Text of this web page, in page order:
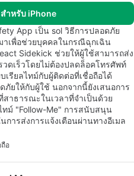
ำหรับ iPhone
App เป็น sol วิธีการปลอดภัย
เพื่อช่วยบุคคลในกรณีฉุกเฉิน
Sidekick ช่วยให้ผู้ใช้สามารถส่ง
วดเร็วโดยไม่ต้องปลดล็อคโทรศัพท์
รียลไทม์กับผู้ติดต่อที่เชื่อถือได้
ภัยให้กับผู้ใช้ นอกจากนี้ยังเสนอการ
าธารณะในเวลาที่จำเป็นด้วย
ม์ "Follow-Me" การสนับสนุน
ารส่งการแจ้งเตือนผ่านทางอีเมล
อ